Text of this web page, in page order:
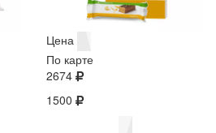
Цена
По карте
2674
1500